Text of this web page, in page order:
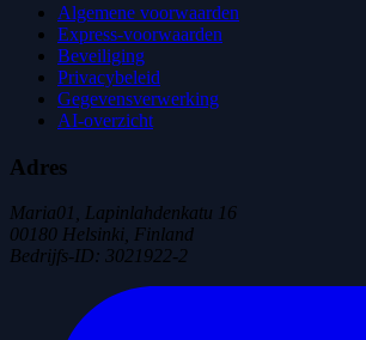
Algemene voorwaarden
Express-voorwaarden
Beveiliging
Privacybeleid
Gegevensverwerking
AI-overzicht
Adres
Maria01, Lapinlahdenkatu 16
00180 Helsinki, Finland
Bedrijfs-ID: 3021922-2